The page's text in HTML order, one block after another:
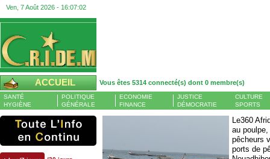
Ven, 7 Août 2026 - 16:07:02
ACCUEIL Vous êtes 5314 connecté(s) dont 0 membre(s)
SANTÉ
HYGIÈNE
POLITIQUE
GÉNÉRALE
ECONOMIE
FINANCE
JUSTICE
DÉMOCRATIE
CULTURE
SPORTS
Le360
au poulpe,
pêcheurs
ports de
: production en légère hausse sur la plus grande
d’or de Mauritanie à mi-2026
Banque centrale :
atteint 13 % et